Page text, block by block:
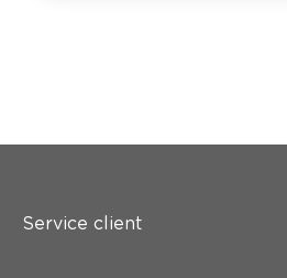
Service client